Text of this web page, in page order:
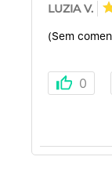
LUZIA V.
(Sem
0